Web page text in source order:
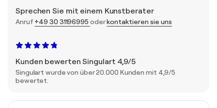
Sprechen Sie mit einem Kunstberater
Anruf +49 30 31196995 oderkontaktieren sie uns
Kunden bewerten Singulart 4,9/5
Singulart wurde von über 20.000 Kunden mit 4,9/5
bewertet.